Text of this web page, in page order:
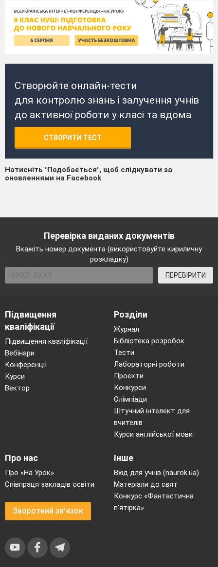
Створюйте онлайн-тести
для контролю знань і залучення учнів
до активної роботи у класі та вдома
СТВОРИТИ ТЕСТ
Натисніть "Подобається", щоб слідкувати за
оновленнями на Facebook
Перевірка виданих документів
Вкажіть номер документа (використовуйте кириличну
розкладку)
ПЕРЕВІРИТИ
Підвищення
кваліфікації
Підвищення кваліфікації
Вебінари
Конференції
Курси
Вектор
Розділи
Журнал
Бібліотека розробок
Тести
Лабораторні роботи
Проєкти
Конкурси
Олімпіади
Штучний інтелект для
вчителів
Курси англійської мови
Про нас
Про «На Урок»
Співпраця закладів освіти
Зворотний зв'язок
Інше
Вхід для учнів (naurok.ua)
Матеріали до свят
Конкурс «Фантастична
п’ятірка»